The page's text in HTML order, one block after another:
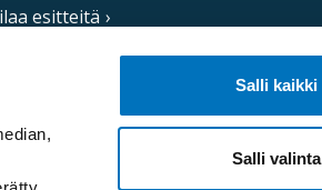
Salli kaikki
Salli valinta
esitteitä